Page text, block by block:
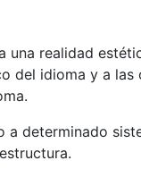
realidad
del idioma y a
determinado